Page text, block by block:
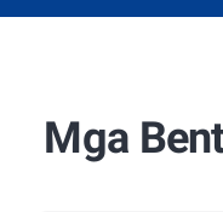
4.7
Mga